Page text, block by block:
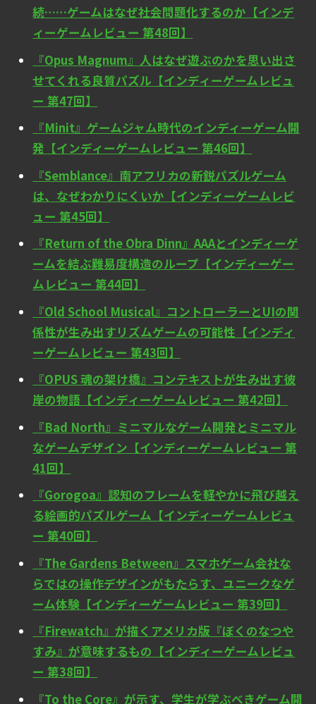
続……ゲームはなぜ社会問題化するのか【インデ
ィーゲームレビュー 第48回】
『Opus Magnum』人はなぜ遊ぶのかを思い出さ
せてくれる良質パズル【インディーゲームレビュ
ー 第47回】
『Minit』ゲームジャム時代のインディーゲーム開
発【インディーゲームレビュー 第46回】
『Semblance』南アフリカの新鋭パズルゲーム
は、なぜわかりにくいか【インディーゲームレビ
ュー 第45回】
『Return of the Obra Dinn』AAAとインディーゲ
ームを結ぶ難易度構造のループ【インディーゲー
ムレビュー 第44回】
『Old School Musical』コントローラーとUIの関
係性が生み出すリズムゲームの可能性【インディ
ーゲームレビュー 第43回】
『OPUS 魂の架け橋』コンテキストが生み出す彼
岸の物語【インディーゲームレビュー 第42回】
『Bad North』ミニマルなゲーム開発とミニマル
なゲームデザイン【インディーゲームレビュー 第
41回】
『Gorogoa』認知のフレームを軽やかに飛び越え
る絵画的パズルゲーム【インディーゲームレビュ
ー 第40回】
『The Gardens Between』スマホゲーム会社な
らではの操作デザインがもたらす、ユニークなゲ
ーム体験【インディーゲームレビュー 第39回】
『Firewatch』が描くアメリカ版『ぼくのなつや
すみ』が意味するもの【インディーゲームレビュ
ー 第38回】
『To the Core』が示す、学生が学ぶべきゲーム開